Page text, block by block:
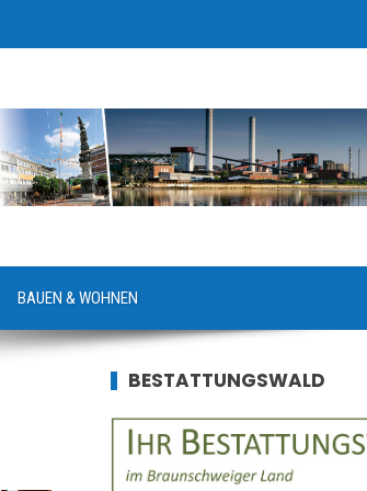
BAUEN & WOHNEN
BESTATTUNGSWALD